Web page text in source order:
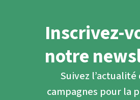
Inscrivez-
notre
Suivez l’actualité
campagnes pour la